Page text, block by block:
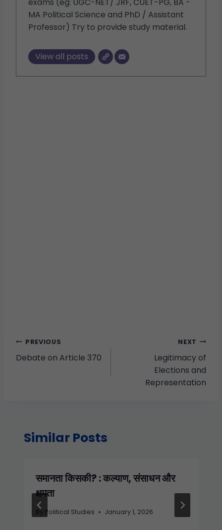
MA Political Science and PhD / Assistant
Professor) Try to provide study material.
View all posts
PREVIOUS
Debate on Article 370
NEXT
Legitimacy of
Elections and
Representation
Similar Posts
समानता किसकी? : कल्याण, संसाधन और
क्षमता
By Political Studies January 1, 2026